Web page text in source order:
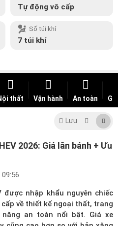
Tự động vô cấp
Số túi khí
7 túi khí
thất Vận hành An toàn
Lưu
2026: Giá lăn bánh + Ưu
được nhập khẩu nguyên chiếc
về thiết kế ngoại thất, trang
an toàn nổi bật. Giá xe